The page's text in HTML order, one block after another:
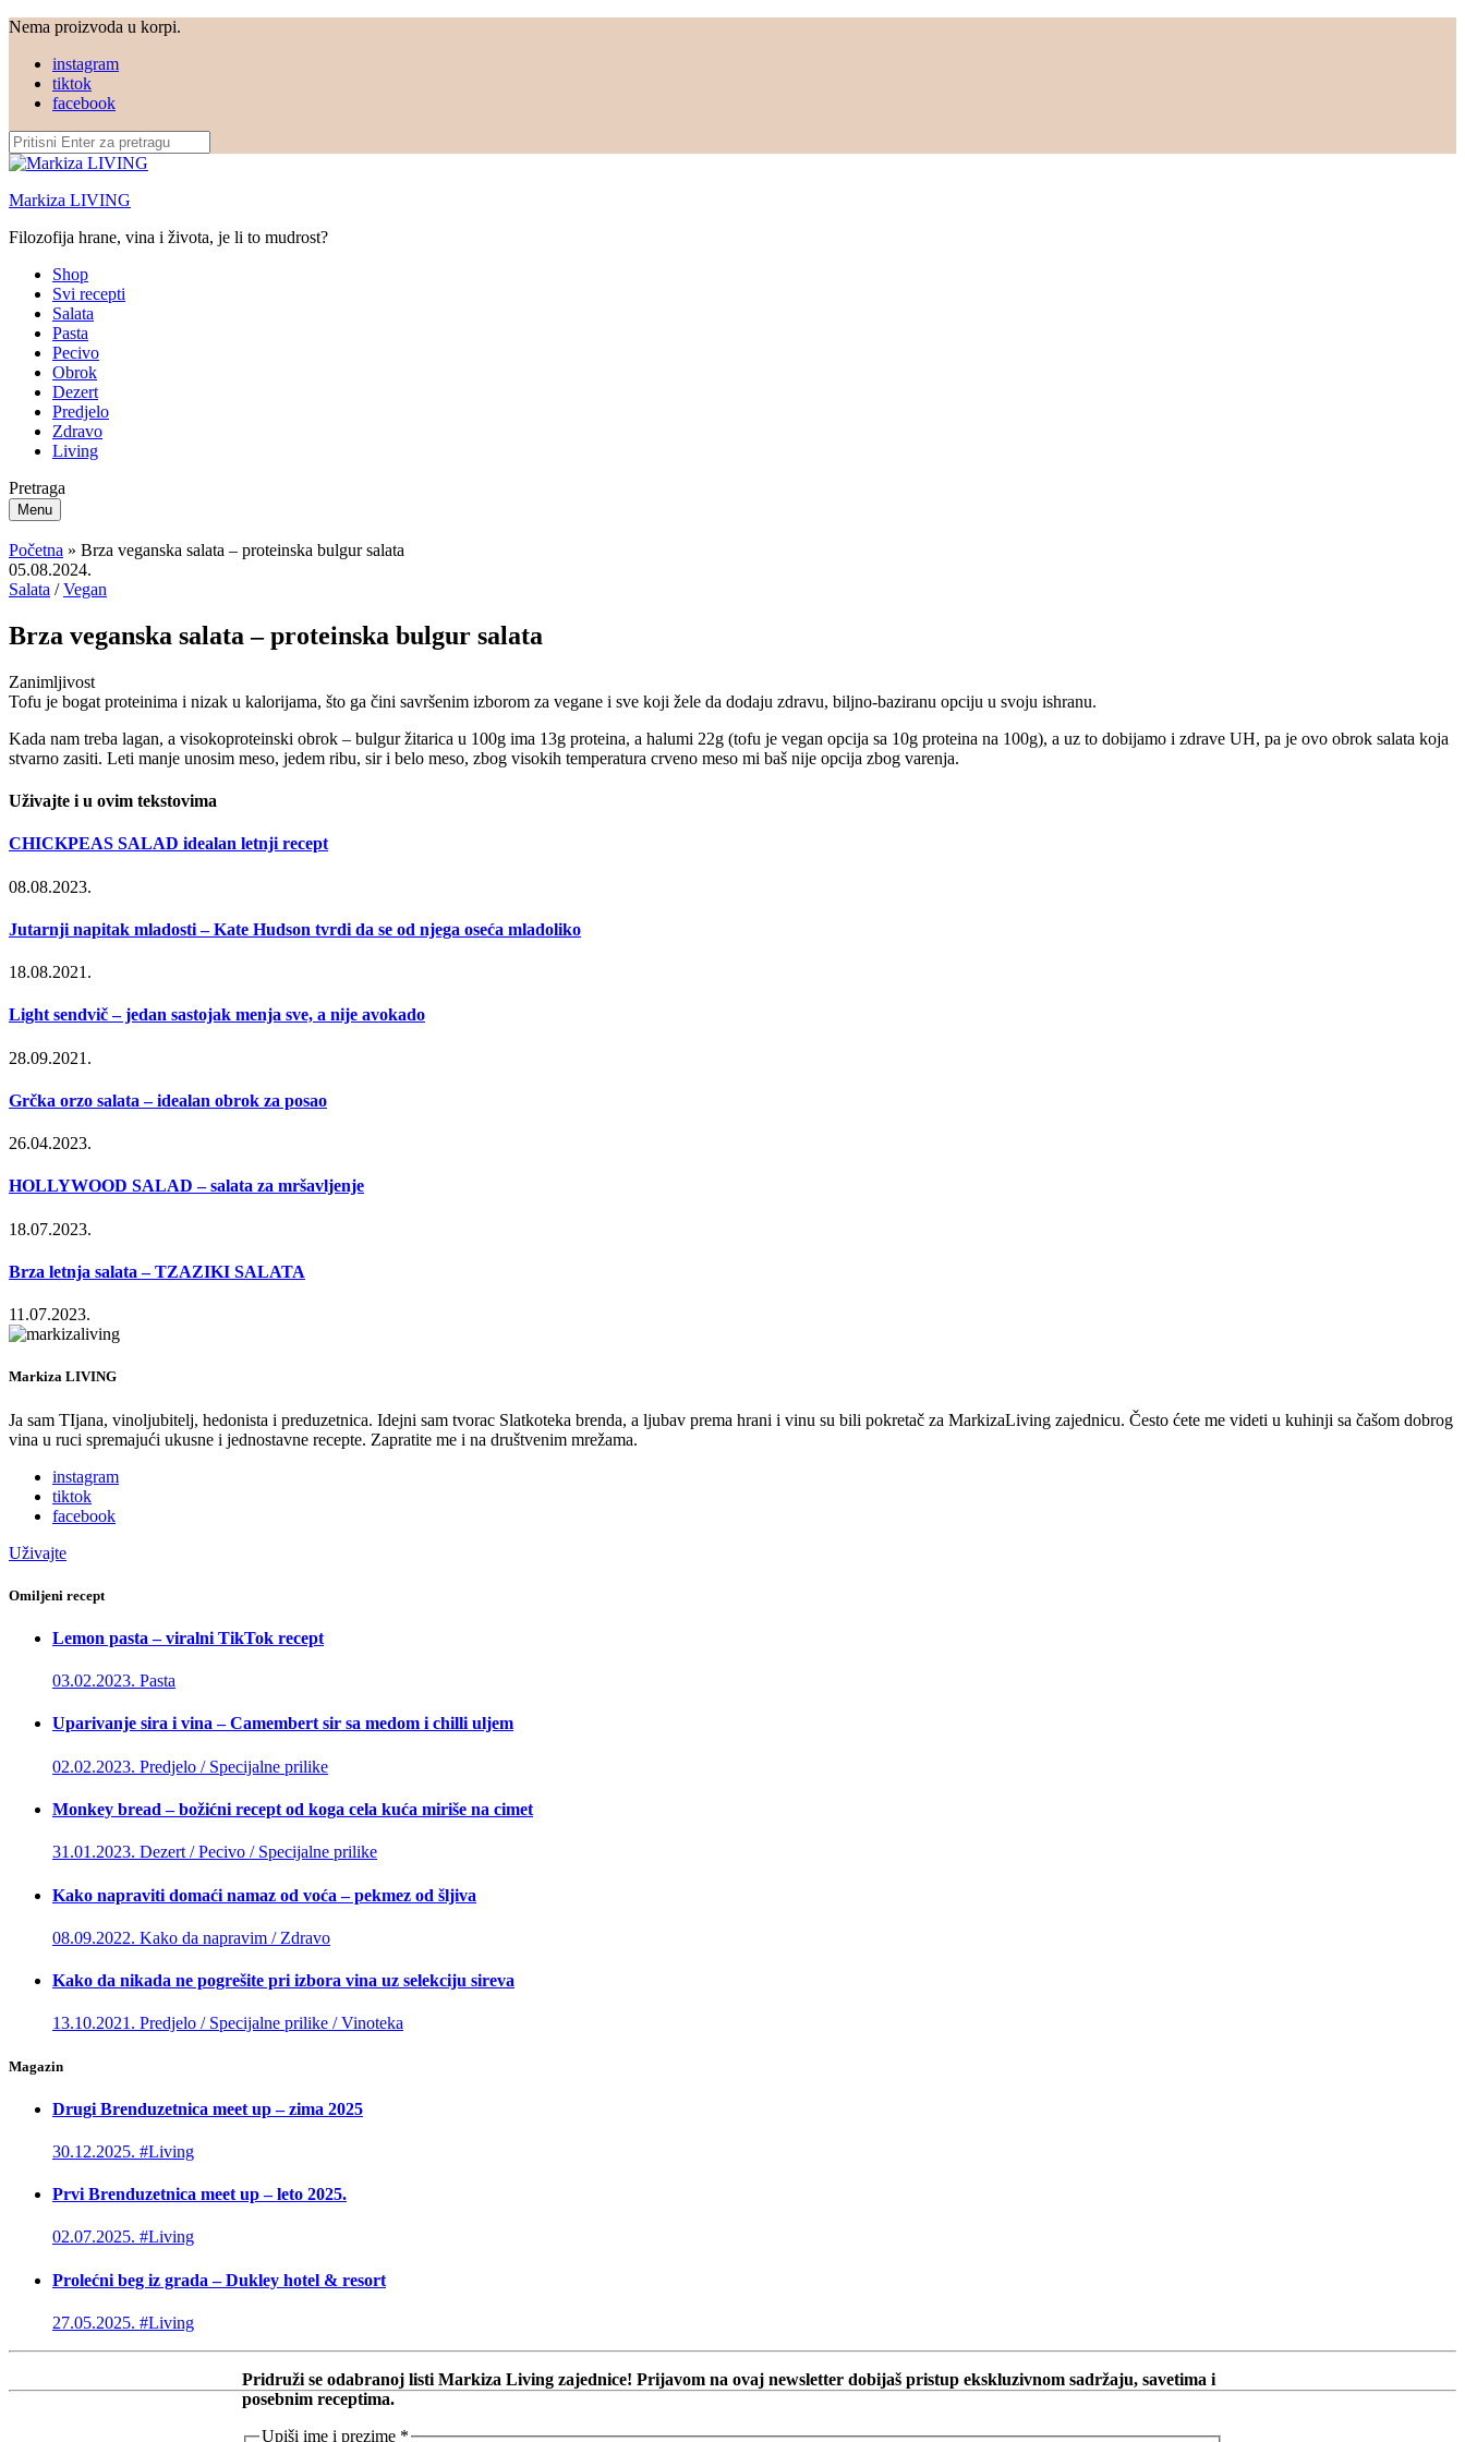
Nema proizvoda u korpi.
instagram
tiktok
facebook
Markiza LIVING
Filozofija hrane, vina i života, je li to mudrost?
Shop
Svi recepti
Salata
Pasta
Pecivo
Obrok
Dezert
Predjelo
Zdravo
Living
Pretraga
Menu
Početna » Brza veganska salata – proteinska bulgur salata
05.08.2024.
Salata /Vegan
Brza veganska salata – proteinska bulgur salata
Zanimljivost
Tofu je bogat proteinima i nizak u kalorijama, što ga čini savršenim izborom za vegane i sve koji žele da dodaju zdravu, biljno-baziranu opciju u svoju ishranu.
Kada nam treba lagan, a visokoproteinski obrok – bulgur žitarica u 100g ima 13g proteina, a halumi 22g (tofu je vegan opcija sa 10g proteina na 100g), a uz to dobijamo i zdrave UH, pa je ovo obrok salata koja
stvarno zasiti. Leti manje unosim meso, jedem ribu, sir i belo meso, zbog visokih temperatura crveno meso mi baš nije opcija zbog varenja.
Uživajte i u ovim tekstovima
CHICKPEAS SALAD idealan letnji recept
08.08.2023.
Jutarnji napitak mladosti – Kate Hudson tvrdi da se od njega oseća mladoliko
18.08.2021.
Light sendvič – jedan sastojak menja sve, a nije avokado
28.09.2021.
Grčka orzo salata – idealan obrok za posao
26.04.2023.
HOLLYWOOD SALAD – salata za mršavljenje
18.07.2023.
Brza letnja salata – TZAZIKI SALATA
11.07.2023.
Markiza LIVING
Ja sam TIjana, vinoljubitelj, hedonista i preduzetnica. Idejni sam tvorac Slatkoteka brenda, a ljubav prema hrani i vinu su bili pokretač za MarkizaLiving zajednicu. Često ćete me videti u kuhinji sa čašom dobrog
vina u ruci spremajući ukusne i jednostavne recepte. Zapratite me i na društvenim mrežama.
instagram
tiktok
facebook
Uživajte
Omiljeni recept
Lemon pasta – viralni TikTok recept
03.02.2023. Pasta
Uparivanje sira i vina – Camembert sir sa medom i chilli uljem
02.02.2023. Predjelo / Specijalne prilike
Monkey bread – božićni recept od koga cela kuća miriše na cimet
31.01.2023. Dezert / Pecivo / Specijalne prilike
Kako napraviti domaći namaz od voća – pekmez od šljiva
08.09.2022. Kako da napravim / Zdravo
Kako da nikada ne pogrešite pri izbora vina uz selekciju sireva
13.10.2021. Predjelo / Specijalne prilike / Vinoteka
Magazin
Drugi Brenduzetnica meet up – zima 2025
30.12.2025. #Living
Prvi Brenduzetnica meet up – leto 2025.
02.07.2025. #Living
Prolećni beg iz grada – Dukley hotel & resort
27.05.2025. #Living
Pridruži se odabranoj listi Markiza Living zajednice! Prijavom na ovaj newsletter dobijaš pristup ekskluzivnom sadržaju, savetima i
posebnim receptima.
Upiši ime i prezime *